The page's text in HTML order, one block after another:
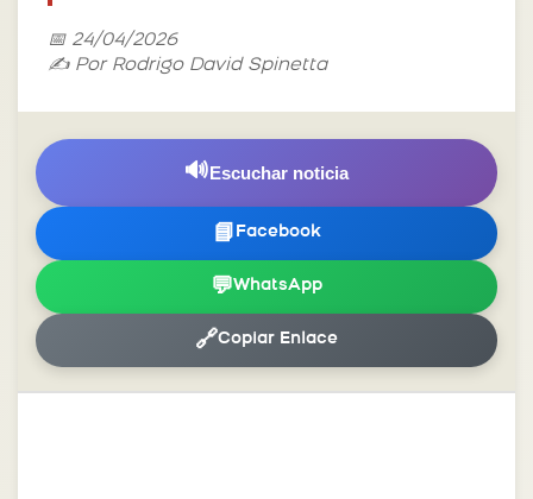
📅 24/04/2026
✍️ Por Rodrigo David Spinetta
🔊Escuchar noticia
📘 Facebook
💬WhatsApp
🔗Copiar Enlace